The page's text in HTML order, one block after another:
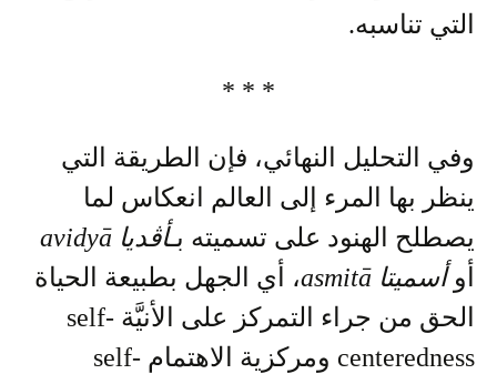
التي تناسبه.
* * *
وفي التحليل النهائي، فإن الطريقة التي
ينظر بها المرء إلى العالم انعكاس لما
يصطلح الهنود على تسميته بـأڤديا avidyā
أوأسميتا asmitā، أي الجهل بطبيعة الحياة
الحق من جراء التمركز على الأنيَّة self-
centeredness ومركزية الاهتمام self-